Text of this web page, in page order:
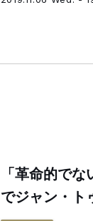
「革命的で
でジャン・ト